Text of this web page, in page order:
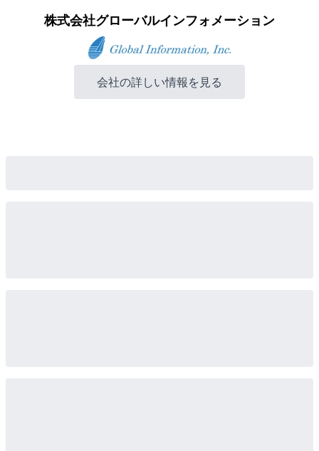
株式会社グローバルインフォメーション
会社の詳しい情報を見る